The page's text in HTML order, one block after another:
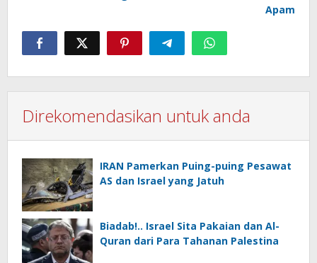
Apam
Direkomendasikan untuk anda
IRAN Pamerkan Puing-puing Pesawat
AS dan Israel yang Jatuh
Biadab!.. Israel Sita Pakaian dan Al-
Quran dari Para Tahanan Palestina